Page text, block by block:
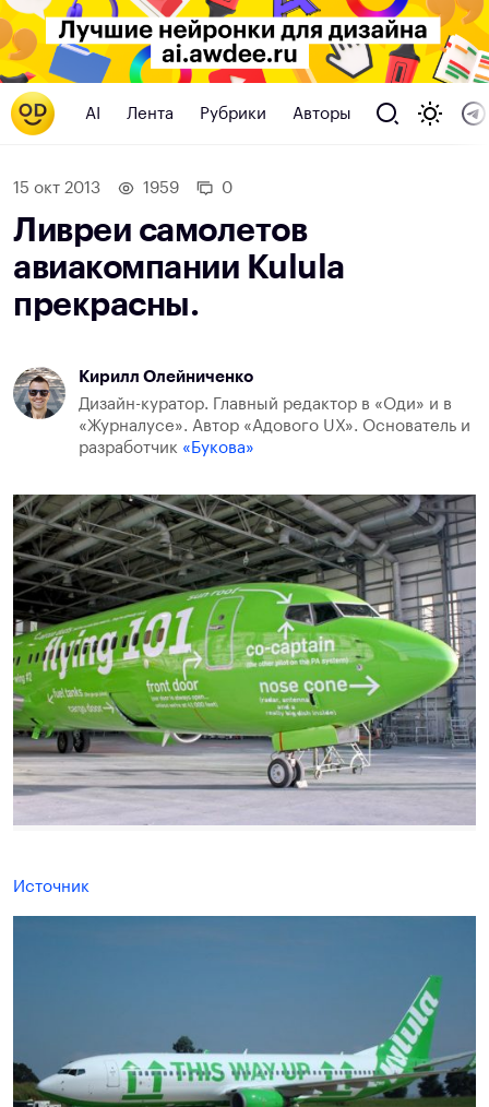
AI Лента Рубрики Авторы
15 окт 2013 1959 0
Ливреи самолетов
авиакомпании Kulula
прекрасны.
Кирилл Олейниченко
Дизайн-куратор. Главный редактор в «Оди» и в
«Журналусе». Автор «Адового UX». Основатель и
разработчик «Букова»
Источник